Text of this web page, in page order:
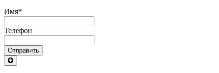
Имя*
Телефон
Отправить